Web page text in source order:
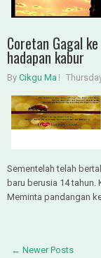
Coretan Gagal
hadapan kabur
By Cikgu Ma
Sementelah telah
baru berusia 14
Meminta pandangan
← Newer Posts